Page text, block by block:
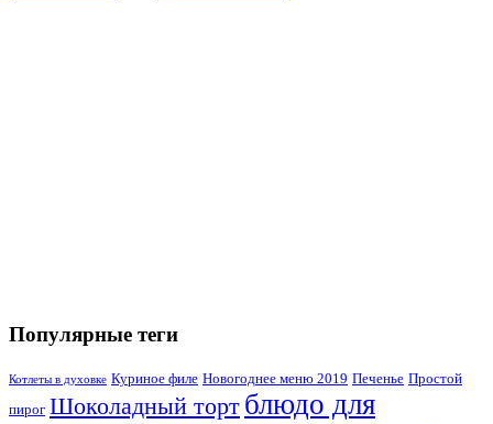
Популярные теги
Котлеты в духовке Куриное филе Новогоднее меню 2019 Печенье Простой
пирог Шоколадный торт блюдо для